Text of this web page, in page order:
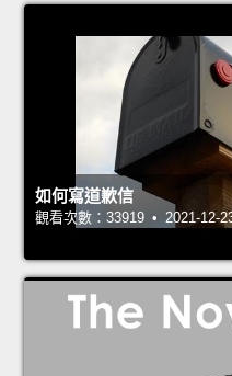
如何寫道歉信
觀看次數：33919 • 2021-12-